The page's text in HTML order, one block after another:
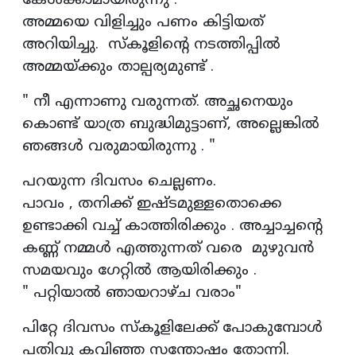
അമ്മയെ വിളിച്ചും പണം കിട്ടിയത്
അറിയിച്ചു. സ്കൂളിന്റെ നടത്തിപ്പിൽ
അമ്മയ്ക്കും താല്പര്യമുണ്ട് .
" നീ എന്നാണു വരുന്നത്. അച്ഛനെയും
കൊണ്ട് യാത്ര ബുദ്ധിമുട്ടാണ്, അല്ലെങ്കിൽ
ഞങ്ങൾ വരുമായിരുന്നു . "
പറയുന്ന ദിവസം ചെല്ലണം.
പാവം , തനിക്ക് ഇഷ്ടമുള്ളതൊക്കെ
ഉണ്ടാക്കി വച്ച് കാത്തിരിക്കും . അച്ചാച്ചന്റെ
കണ്ണ് നമ്മൾ എത്തുന്നത് വരെ മുഴുവൻ
സമയവും ഗേറ്റിൽ ആയിരിക്കും .
" പറ്റിയാൽ ഞായറാഴ്ച വരാം"
പിറ്റേ ദിവസം സ്കൂളിലേക്ക് പോകുമ്പോൾ
പതിവു കവിഞ്ഞ സന്തോഷം തോന്നി.